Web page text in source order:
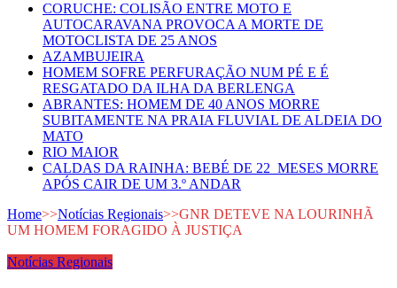
CORUCHE: COLISÃO ENTRE MOTO E
AUTOCARAVANA PROVOCA A MORTE DE
MOTOCLISTA DE 25 ANOS
AZAMBUJEIRA
HOMEM SOFRE PERFURAÇÃO NUM PÉ E É
RESGATADO DA ILHA DA BERLENGA
ABRANTES: HOMEM DE 40 ANOS MORRE
SUBITAMENTE NA PRAIA FLUVIAL DE ALDEIA DO
MATO
RIO MAIOR
CALDAS DA RAINHA: BEBÉ DE 22 MESES MORRE
APÓS CAIR DE UM 3.º ANDAR
Home>>Notícias Regionais>>GNR DETEVE NA LOURINHÃ
UM HOMEM FORAGIDO À JUSTIÇA
Notícias Regionais